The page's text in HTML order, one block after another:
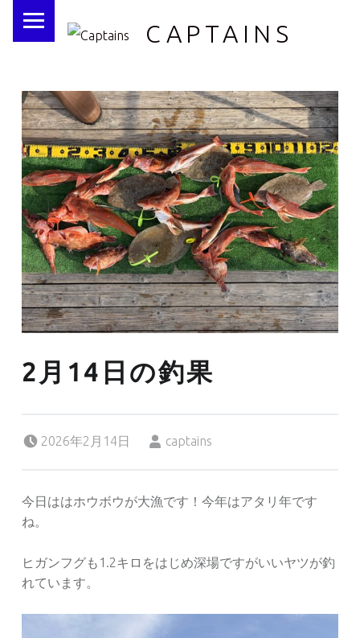
CAPTAINS
2月14日の釣果
2026年2月14日
captains
今日ははホウボウが大漁です！今年はアタリ年です
ね。
ヒガンフグも1.2キロをはじめ深場ですがいいヤツが釣
れています。